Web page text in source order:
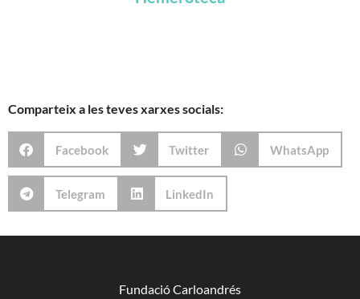
Comparteix a les teves xarxes socials:
Facebook Twitter WhatsApp
Telegram LinkedIn
Fundació Carloandrés